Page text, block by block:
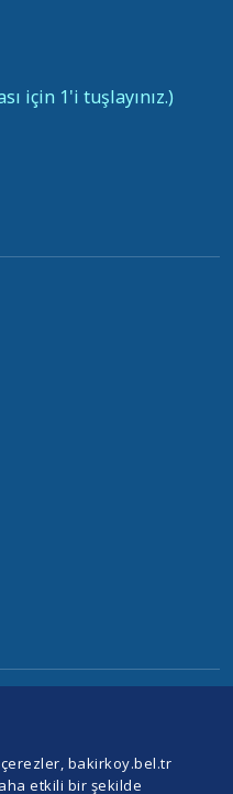
için 1'i tuşlayınız.)
çerezler, bakirkoy.bel.tr
etkili bir şekilde